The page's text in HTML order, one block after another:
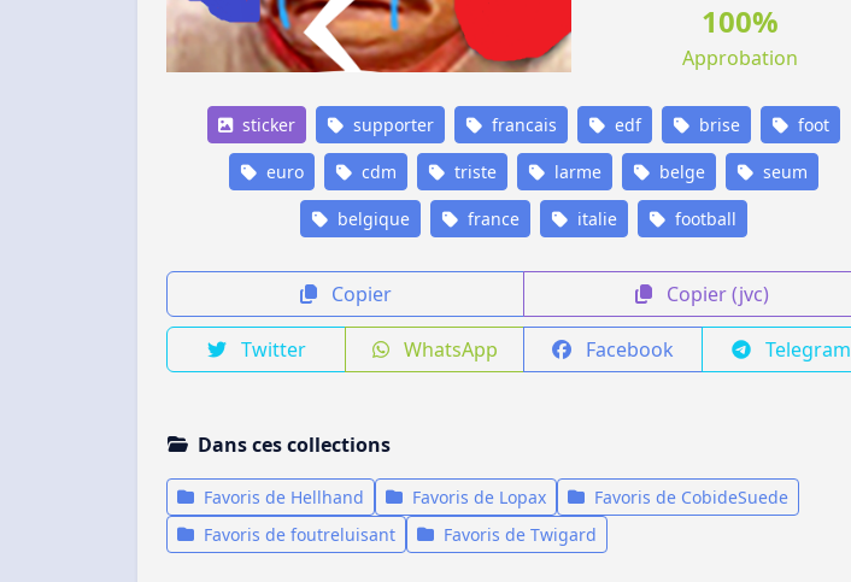
100%
Approbation
sticker supporter francais edf brise foot
euro cdm triste larme belge seum
belgique france italie football
Copier Copier (jvc)
Twitter WhatsApp Facebook Telegram
Dans ces collections
Favoris de Hellhand Favoris de Lopax
Favoris de CobideSuede
Favoris de foutreluisant
Favoris de Twigard